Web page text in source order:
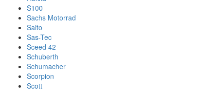
S100
Sachs Motorrad
Saito
Sas-Tec
Sceed 42
Schuberth
Schumacher
Scorpion
Scott